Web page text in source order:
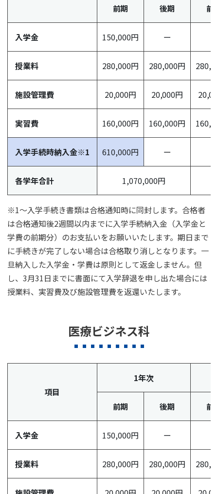
前期 後期 前
入学金 150,000円 ー
授業料 280,000円 280,000円
施設管理費 20,000円 20,000円
実習費 160,000円 160,000円
入学手続時納入金※1 610,000円 ー
各学年合計 1,070,000円
※1〜入学手続き書類は合格通知時に同封します。合格者
は合格通知後2週間以内までに入学手続納入金（入学金と
学費の前期分）のお支払いをお願いいたします。期日まで
に手続きが完了しない場合は合格取り消しとなります。一
旦納入した入学金・学費は原則として返金しません。但
し、3月31日までに書面にて入学辞退を申し出た場合には
授業料、実習費及び施設管理費を返還いたします。
医療ビジネス科
項目
1年次
前期 後期 前
入学金 150,000円 ー
授業料 280,000円 280,000円